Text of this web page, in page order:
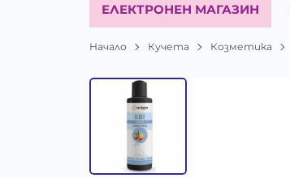
ЕЛЕКТРОНЕН МАГАЗИН
Начало Кучета Козметика